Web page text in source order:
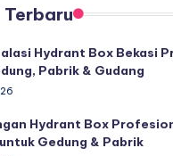
Hydrant Box Bekasi
Pabrik & Gudang
Hydrant Box
Gedung & Pabrik